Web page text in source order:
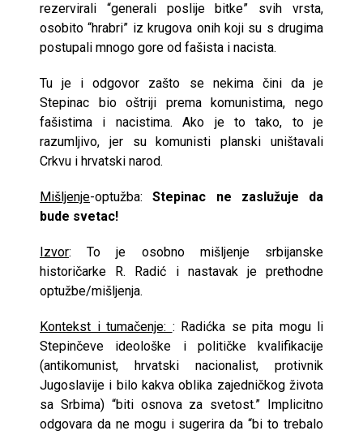
rezervirali “generali poslije bitke” svih vrsta,
osobito “hrabri” iz krugova onih koji su s drugima
postupali mnogo gore od fašista i nacista.
Tu je i odgovor zašto se nekima čini da je
Stepinac bio oštriji prema komunistima, nego
fašistima i nacistima. Ako je to tako, to je
razumljivo, jer su komunisti planski uništavali
Crkvu i hrvatski narod.
Mišljenje-optužba:Stepinac ne zaslužuje da
bude svetac!
Izvor: To je osobno mišljenje srbijanske
historičarke R. Radić i nastavak je prethodne
optužbe/mišljenja.
Kontekst i tumačenje: : Radićka se pita mogu li
Stepinčeve ideološke i političke kvalifikacije
(antikomunist, hrvatski nacionalist, protivnik
Jugoslavije i bilo kakva oblika zajedničkog života
sa Srbima) “biti osnova za svetost.” Implicitno
odgovara da ne mogu i sugerira da “bi to trebalo